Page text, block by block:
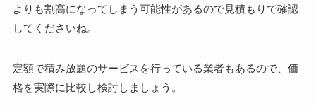
よりも割高になってしまう可能性があるので見積もりで確認
してくださいね。
定額で積み放題のサービスを行っている業者もあるので、価
格を実際に比較し検討しましょう。